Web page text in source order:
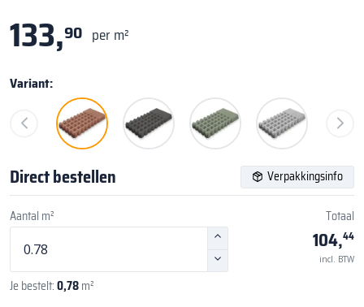
133,90 per m²
Variant:
Direct bestellen Verpakkingsinfo
Aantal m²
Je bestelt:0,78m²
Totaal
104,44
incl. BTW